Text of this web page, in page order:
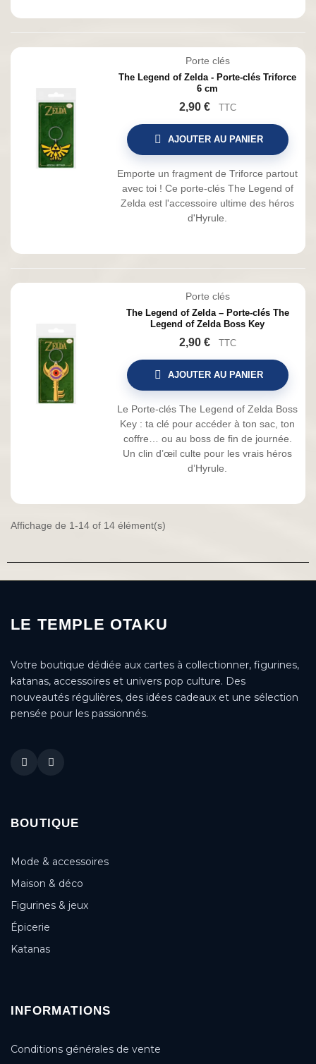
Porte clés
The Legend of Zelda - Porte-clés Triforce
6 cm
2,90 € TTC
AJOUTER AU PANIER
Emporte un fragment de Triforce partout
avec toi ! Ce porte-clés The Legend of
Zelda est l'accessoire ultime des héros
d'Hyrule.
Porte clés
The Legend of Zelda – Porte-clés The
Legend of Zelda Boss Key
2,90 € TTC
AJOUTER AU PANIER
Le Porte-clés The Legend of Zelda Boss
Key : ta clé pour accéder à ton sac, ton
coffre… ou au boss de fin de journée.
Un clin d’œil culte pour les vrais héros
d’Hyrule.
Affichage de 1-14 of 14 élément(s)
LE TEMPLE OTAKU
Votre boutique dédiée aux cartes à collectionner, figurines,
katanas, accessoires et univers pop culture. Des
nouveautés régulières, des idées cadeaux et une sélection
pensée pour les passionnés.
BOUTIQUE
Mode & accessoires
Maison & déco
Figurines & jeux
Épicerie
Katanas
INFORMATIONS
Conditions générales de vente